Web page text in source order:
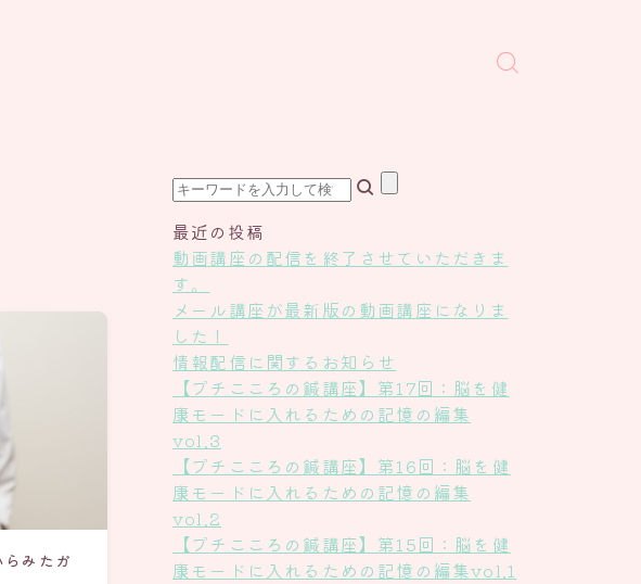
みたガ
最近の投稿
動画講座の配信を終了させていただきま
す。
メール講座が最新版の動画講座になりま
した！
情報配信に関するお知らせ
【プチこころの鍼講座】第17回：脳を健
康モードに入れるための記憶の編集
vol.3
【プチこころの鍼講座】第16回：脳を健
康モードに入れるための記憶の編集
vol.2
【プチこころの鍼講座】第15回：脳を健
康モードに入れるための記憶の編集vol.1